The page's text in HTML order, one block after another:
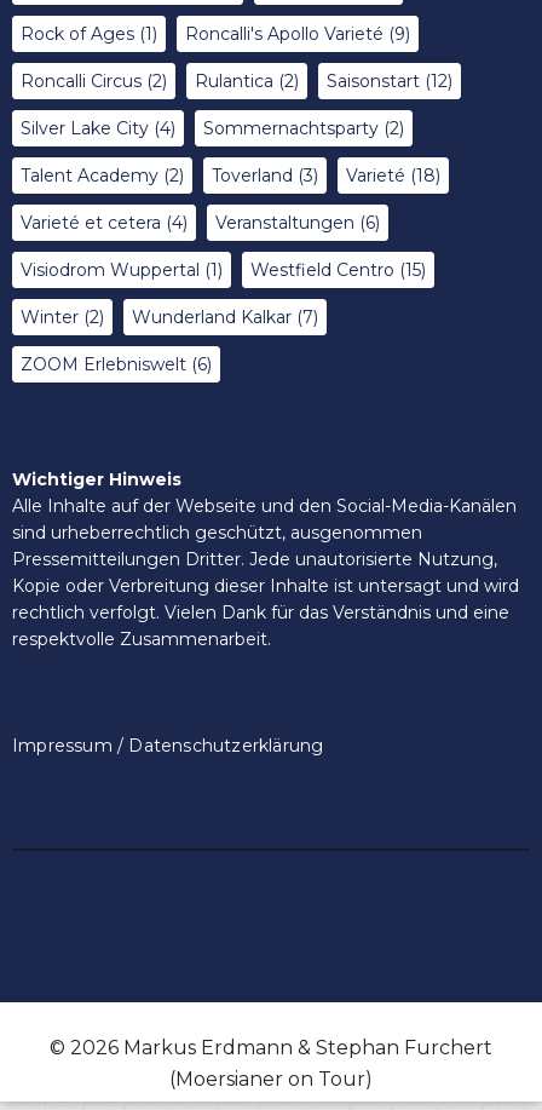
Rock of Ages (1) Roncalli's Apollo Varieté (9)
Roncalli Circus (2) Rulantica (2) Saisonstart (12)
Silver Lake City (4) Sommernachtsparty (2)
Talent Academy (2) Toverland (3) Varieté (18)
Varieté et cetera (4) Veranstaltungen (6)
Visiodrom Wuppertal (1) Westfield Centro (15)
Winter (2) Wunderland Kalkar (7)
ZOOM Erlebniswelt (6)
Wichtiger Hinweis
Alle Inhalte auf der Webseite und den Social-Media-Kanälen
sind urheberrechtlich geschützt, ausgenommen
Pressemitteilungen Dritter. Jede unautorisierte Nutzung,
Kopie oder Verbreitung dieser Inhalte ist untersagt und wird
rechtlich verfolgt. Vielen Dank für das Verständnis und eine
respektvolle Zusammenarbeit.
Impressum / Datenschutzerklärung
© 2026 Markus Erdmann & Stephan Furchert
(Moersianer on Tour)